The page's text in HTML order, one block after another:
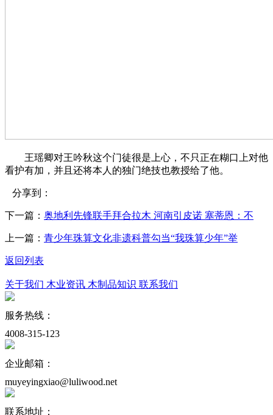
王瑶卿对王吟秋这个门徒很是上心，不只正在糊口上对他
看护有加，并且还将本人的独门绝技也教授给了他。
分享到：
下一篇： 奥地利先锋联手拜合拉木 河南引皮诺 塞蒂恩：不
上一篇： 青少年珠算文化非遗科普勾当“我珠算少年”举
返回列表
关于我们 木业资讯 木制品知识 联系我们
服务热线：
4008-315-123
企业邮箱：
muyeyingxiao@luliwood.net
联系地址：